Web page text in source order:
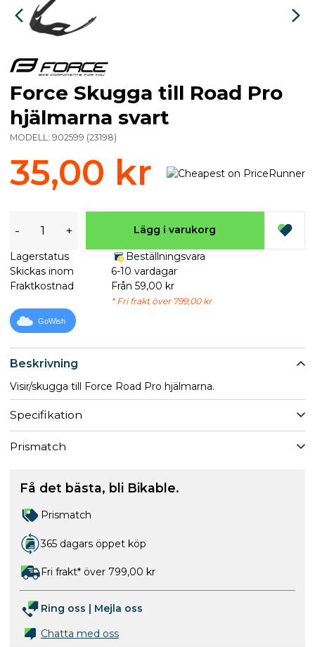
Beskrivning
Visir/skugga till Force Road Pro hjälmarna.
Specifikation
Prismatch
Force Skugga till Road Pro
hjälmarna svart
MODELL: 902599 (23198)
35,00 kr
- + Lägg i varukorg
Lagerstatus
Beställningsvara
Skickas inom
6-10 vardagar
Fraktkostnad
Från 59,00 kr
* Fri frakt över 799,00 kr
GoWish
Få det bästa, bli Bikable.
Prismatch
365 dagars öppet köp
Fri frakt* över 799,00 kr
Ring oss | Mejla oss
Chatta med oss